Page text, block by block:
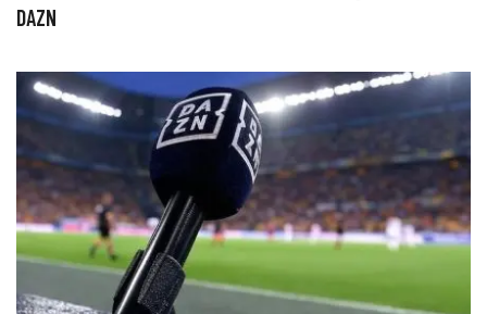
DAZN